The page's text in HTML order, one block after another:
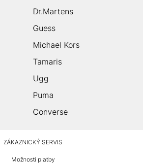
Dr.Martens
Guess
Michael Kors
Tamaris
Ugg
Puma
Converse
ZÁKAZNICKÝ SERVIS
Možnosti platby